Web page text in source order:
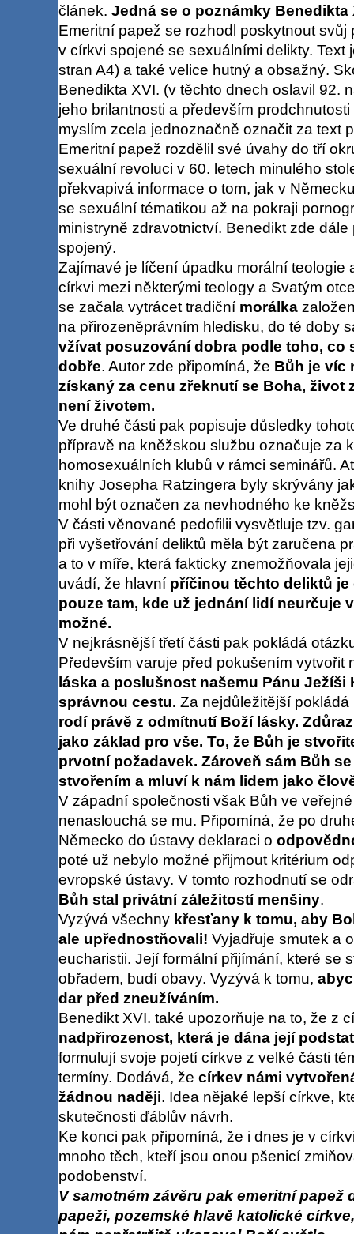
článek. Jedná se o poznámky Benedikta
Emeritní papež se rozhodl poskytnout
v církvi spojené se sexuálními delikty. Text
stran A4) a také velice hutný a obsažný.
Benedikta XVI. (v těchto dnech oslavil 92.
jeho brilantnosti a především
myslím zcela jednoznačně označit za text
Emeritní papež rozdělil své úvahy do tří
sexuální revoluci v 60. letech minulého
překvapivá informace o tom, jak v
se sexuální tématikou až na pokraji
ministryně zdravotnictví. Benedikt zde
spojený.
Zajímavé je líčení úpadku morální teologie
církvi mezi některými teology a Svatým
se začala vytrácet tradiční morálka
na přirozeněprávním hledisku, do té doby
vžívat posuzování dobra podle toho, co
dobře. Autor zde připomíná, že Bůh je víc
získaný za cenu zřeknutí se Boha, život
není životem.
Ve druhé části pak popisuje důsledky
přípravě na kněžskou službu označuje za
homosexuálních klubů v rámci seminářů.
knihy Josepha Ratzingera byly skrývány
mohl být označen za nevhodného ke
V části věnované pedofilii vysvětluje tzv.
při vyšetřování deliktů měla být zaručena
a to v míře, která fakticky znemožňovala
uvádí, že hlavní příčinou těchto deliktů je
pouze tam, kde už jednání lidí neurčuje
možné.
V nejkrásnější třetí části pak pokládá
Především varuje před pokušením vytvořit
láska a poslušnost našemu Pánu Ježíši
správnou cestu. Za nejdůležitější
rodí právě z odmítnutí Boží lásky.
jako základ pro vše. To, že Bůh je
prvotní požadavek. Zároveň sám Bůh
stvořením a mluví k nám lidem jako
V západní společnosti však Bůh ve
nenaslouchá se mu. Připomíná, že po
Německo do ústavy deklaraci o
poté už nebylo možné přijmout kritérium
evropské ústavy. V tomto rozhodnutí se
Bůh stal privátní záležitostí menšiny.
Vyzývá všechny křesťany k tomu, aby
ale upřednostňovali! Vyjadřuje smutek a
eucharistii. Její formální přijímání, které se
obřadem, budí obavy. Vyzývá k tomu,
dar před zneužíváním.
Benedikt XVI. také upozorňuje na to, že z
nadpřirozenost, která je dána její
formulují svoje pojetí církve z velké části
termíny. Dodává, že církev námi
žádnou naději. Idea nějaké lepší církve,
skutečnosti ďáblův návrh.
Ke konci pak připomíná, že i dnes je v
mnoho těch, kteří jsou onou pšenicí
podobenství.
V samotném závěru pak emeritní papež
papeži, pozemské hlavě katolické